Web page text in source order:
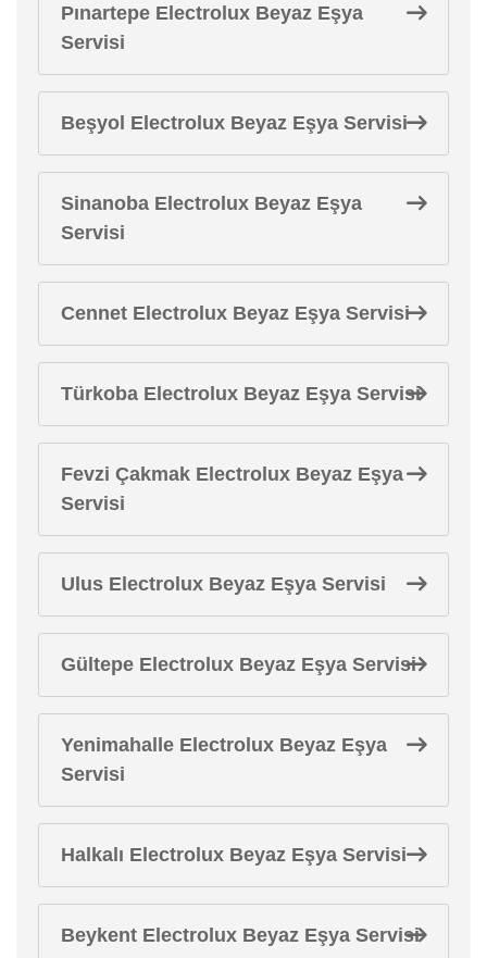
Pınartepe Electrolux Beyaz Eşya
Servisi
Beşyol Electrolux Beyaz Eşya Servisi
Sinanoba Electrolux Beyaz Eşya
Servisi
Cennet Electrolux Beyaz Eşya Servisi
Türkoba Electrolux Beyaz Eşya Servisi
Fevzi Çakmak Electrolux Beyaz Eşya
Servisi
Ulus Electrolux Beyaz Eşya Servisi
Gültepe Electrolux Beyaz Eşya Servisi
Yenimahalle Electrolux Beyaz Eşya
Servisi
Halkalı Electrolux Beyaz Eşya Servisi
Beykent Electrolux Beyaz Eşya Servisi